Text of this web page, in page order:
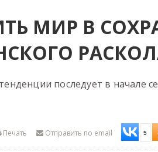
МИР В
последует в начале
Отправить по email 5
Печать